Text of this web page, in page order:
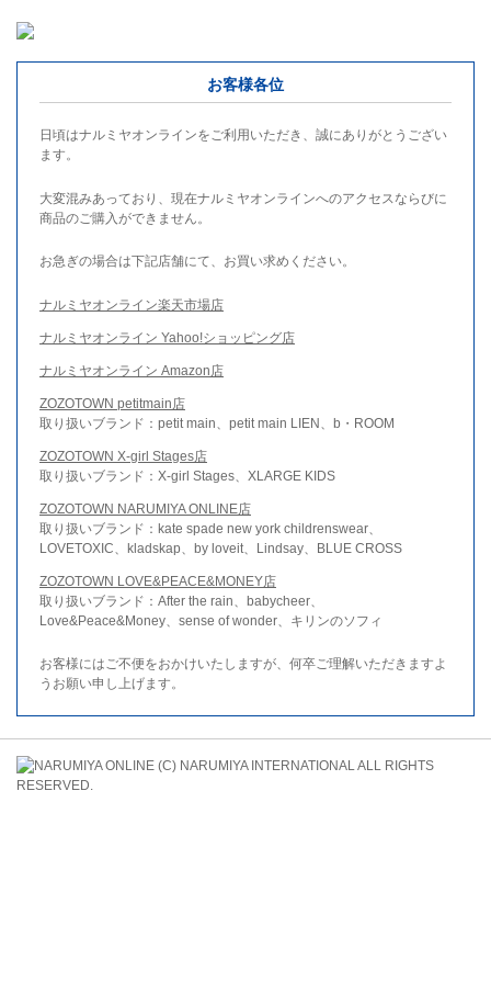
お客様各位
日頃はナルミヤオンラインをご利用いただき、誠にありがとうござい
ます。
大変混みあっており、現在ナルミヤオンラインへのアクセスならびに
商品のご購入ができません。
お急ぎの場合は下記店舗にて、お買い求めください。
ナルミヤオンライン楽天市場店
ナルミヤオンライン Yahoo!ショッピング店
ナルミヤオンライン Amazon店
ZOZOTOWN petitmain店
取り扱いブランド：petit main、petit main LIEN、b・ROOM
ZOZOTOWN X-girl Stages店
取り扱いブランド：X-girl Stages、XLARGE KIDS
ZOZOTOWN NARUMIYA ONLINE店
取り扱いブランド：kate spade new york childrenswear、
LOVETOXIC、kladskap、by loveit、Lindsay、BLUE CROSS
ZOZOTOWN LOVE&PEACE&MONEY店
取り扱いブランド：After the rain、babycheer、
Love&Peace&Money、sense of wonder、キリンのソフィ
お客様にはご不便をおかけいたしますが、何卒ご理解いただきますよ
うお願い申し上げます。